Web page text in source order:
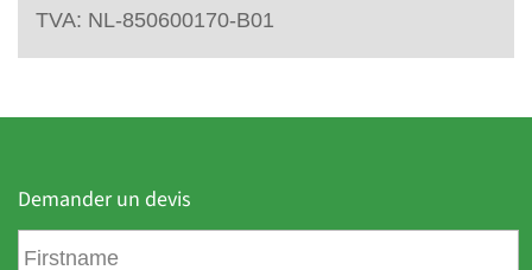
TVA: NL-850600170-B01
Demander un devis
P
r